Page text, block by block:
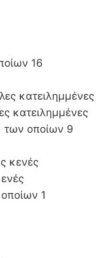
16
κατειλημμένες
κατειλημμένες
των οποίων 9
κενές
1